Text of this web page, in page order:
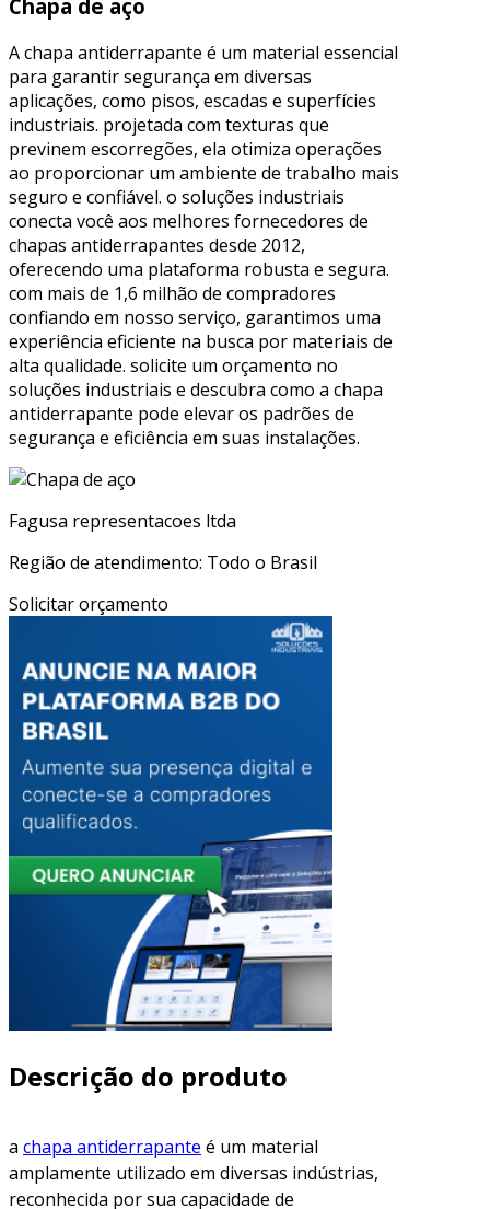
Chapa de aço
A chapa antiderrapante é um material essencial
para garantir segurança em diversas
aplicações, como pisos, escadas e superfícies
industriais. projetada com texturas que
previnem escorregões, ela otimiza operações
ao proporcionar um ambiente de trabalho mais
seguro e confiável. o soluções industriais
conecta você aos melhores fornecedores de
chapas antiderrapantes desde 2012,
oferecendo uma plataforma robusta e segura.
com mais de 1,6 milhão de compradores
confiando em nosso serviço, garantimos uma
experiência eficiente na busca por materiais de
alta qualidade. solicite um orçamento no
soluções industriais e descubra como a chapa
antiderrapante pode elevar os padrões de
segurança e eficiência em suas instalações.
Fagusa representacoes ltda
Região de atendimento: Todo o Brasil
Solicitar orçamento
Descrição do produto
a chapa antiderrapante é um material
amplamente utilizado em diversas indústrias,
reconhecida por sua capacidade de